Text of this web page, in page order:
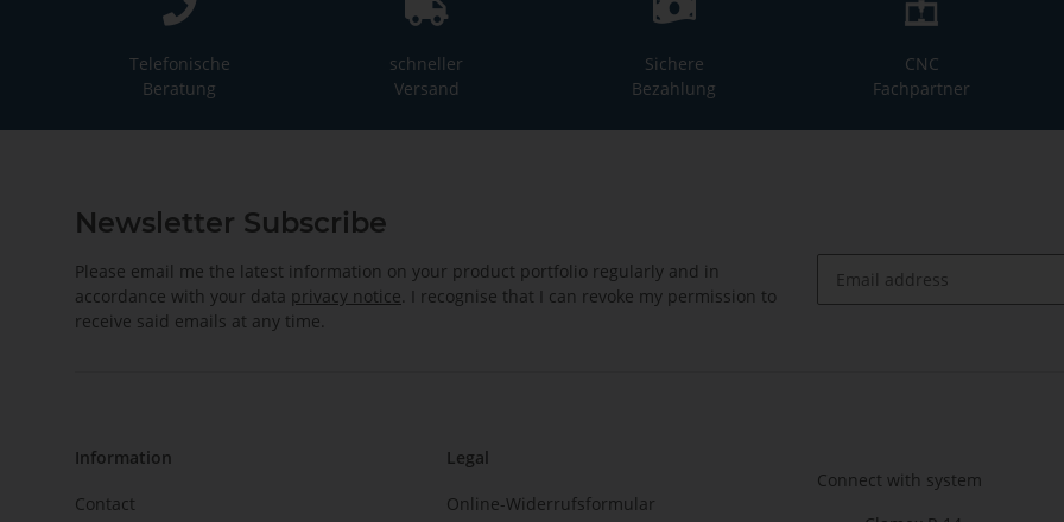
Telefonische
Beratung
schneller
Versand
Sichere
Bezahlung
CNC
Fachpartner
Newsletter Subscribe
Please email me the latest information on your product portfolio regularly and in
accordance with your data privacy notice. I recognise that I can revoke my permission to
receive said emails at any time.
Information
Contact
Legal
Online-Widerrufsformular
Connect with system